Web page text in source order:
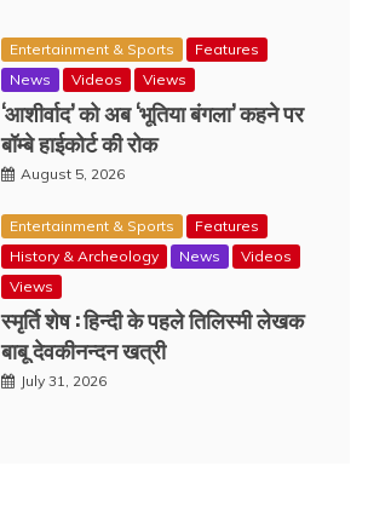
Entertainment & Sports
Features
News
Videos Views
‘आशीर्वाद’ को अब ‘भूतिया बंगला’ कहने पर
बॉम्बे हाईकोर्ट की रोक
August 5, 2026
Entertainment & Sports
Features
History & Archeology
News
Videos
Views
स्मृर्ति शेष : हिन्दी के पहले तिलिस्मी लेखक
बाबू देवकीनन्दन खत्री
July 31, 2026